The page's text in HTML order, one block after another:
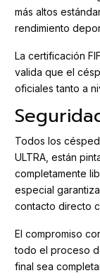
más altos
rendimiento
La certificación
valida que el
oficiales tanto a
Todos los
ULTRA, están
completamente
especial
contacto directo
El compromiso
todo el proceso
final sea